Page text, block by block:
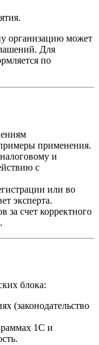
организацию может
Для
по
применения.
и
с
или во
эксперта.
счет корректного
блока:
(законодательство
1С и